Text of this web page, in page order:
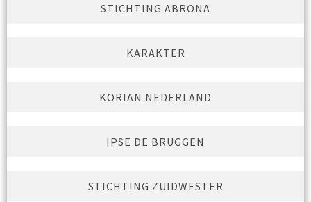
STICHTING ABRONA
KARAKTER
KORIAN NEDERLAND
IPSE DE BRUGGEN
STICHTING ZUIDWESTER